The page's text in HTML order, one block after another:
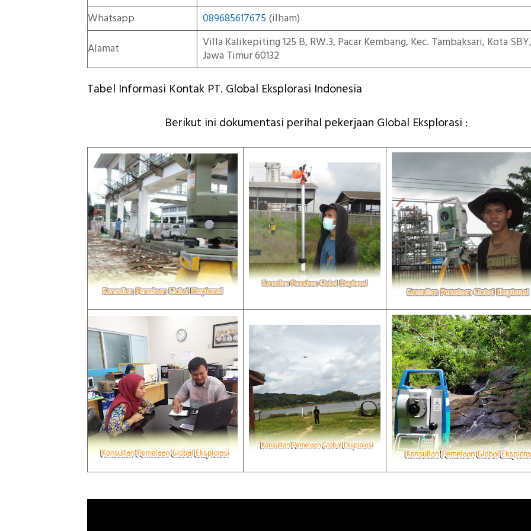
Whatsapp
089685617675 (ilham)
Alamat
Villa Kalikepiting 125 B, RW.3, Pacar Kembang, Kec. Tambaksari, Kota SBY,
Jawa Timur 60132
Tabel Informasi Kontak PT. Global Eksplorasi Indonesia
Berikut ini dokumentasi perihal pekerjaan Global Eksplorasi :